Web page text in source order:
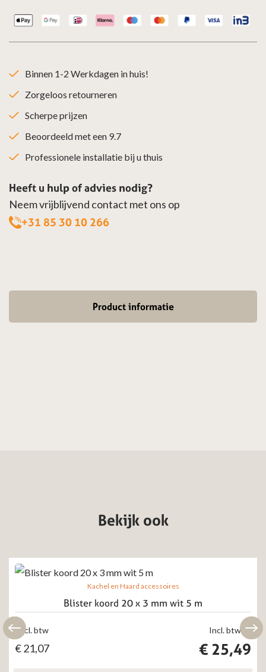
meter
Binnen 1-2 Werkdagen in huis!
Zorgeloos retourneren
Scherpe prijzen
Beoordeeld met een 9.7
Professionele installatie bij u thuis
Heeft u hulp of advies nodig?
Neem vrijblijvend contact met ons op
+31 85 30 10 266
Product informatie
Bekijk ook
Kachel en Haard accessoires
Blister koord 20 x 3 mm wit 5 m
Incl. btw
€ 25,49
Excl. btw
€21,07